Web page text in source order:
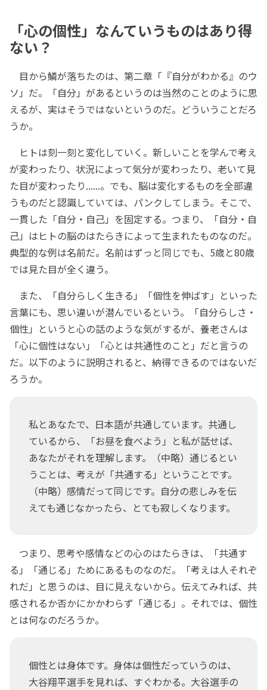
「心の個性」なんていうものはあり得
ない？
目から鱗が落ちたのは、第二章「『自分がわかる』のウ
ソ」だ。「自分」があるというのは当然のことのように思
えるが、実はそうではないというのだ。どういうことだろ
うか。
ヒトは刻一刻と変化していく。新しいことを学んで考え
が変わったり、状況によって気分が変わったり、老いて見
た目が変わったり......。でも、脳は変化するものを全部違
うものだと認識していては、パンクしてしまう。そこで、
一貫した「自分・自己」を固定する。つまり、「自分・自
己」はヒトの脳のはたらきによって生まれたものなのだ。
典型的な例は名前だ。名前はずっと同じでも、5歳と80歳
では見た目が全く違う。
また、「自分らしく生きる」「個性を伸ばす」といった
言葉にも、思い違いが潜んでいるという。「自分らしさ・
個性」というと心の話のような気がするが、養老さんは
「心に個性はない」「心とは共通性のこと」だと言うの
だ。以下のように説明されると、納得できるのではないだ
ろうか。
私とあなたで、日本語が共通しています。共通し
ているから、「お昼を食べよう」と私が話せば、
あなたがそれを理解します。（中略）通じるとい
うことは、考えが「共通する」ということです。
（中略）感情だって同じです。自分の悲しみを伝
えても通じなかったら、とても寂しくなります。
つまり、思考や感情などの心のはたらきは、「共通す
る」「通じる」ためにあるものなのだ。「考えは人それぞ
れだ」と思うのは、目に見えないから。伝えてみれば、共
感されるか否かにかかわらず「通じる」。それでは、個性
とは何なのだろうか。
個性とは身体です。身体は個性だっていうのは、
大谷翔平選手を見れば、すぐわかる。大谷選手の